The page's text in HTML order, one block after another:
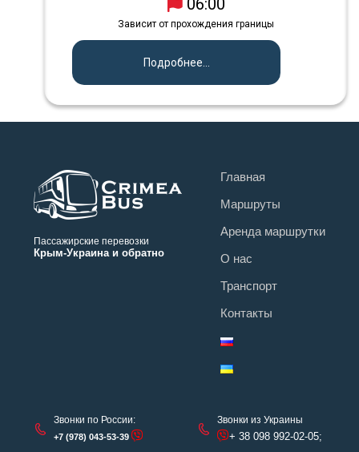
06:00
Зависит от прохождения границы
Подробнее...
Пассажирские перевозки
Крым-Украина и обратно
Главная
Маршруты
Аренда маршрутки
О нас
Транспорт
Контакты
Звонки по России:
+7 (978) 043-53-39
Звонки из Украины
+ 38 098 992-02-05;